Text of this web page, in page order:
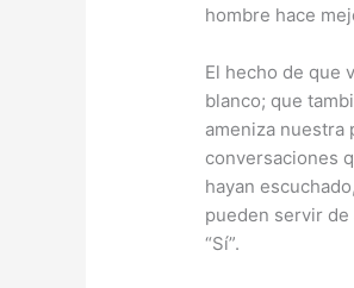
hombre hace
El hecho de que
blanco; que
ameniza nuestra
conversaciones
hayan
pueden servir de
“Sí”.